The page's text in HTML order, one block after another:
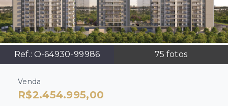
Ref.: O-64930-99986 75 fotos
Venda
R$2.454.995,00